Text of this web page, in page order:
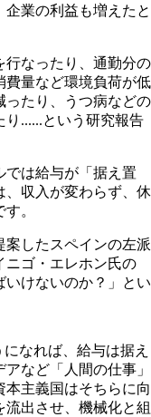
業の利益も増えたと
行なったり、通勤分の
費量など環境負荷が低
ったり、うつ病などの
り......という研究報告
では給与が「据え置
、収入が変わらず、休
。
したスペインの左派
ニゴ・エレホン氏の
いけないのか？」とい
なれば、給与は据え
など「人間の仕事」
主義国はそちらに向
出させ、機械化と組